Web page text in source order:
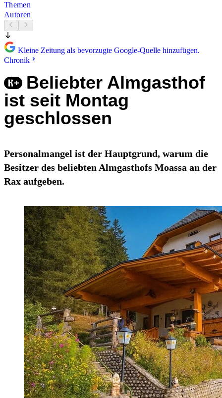
Themen
Autoren
Kleine Zeitung als bevorzugte Google-Quelle hinzufügen.
Chronik
Beliebter Almgasthof
ist seit Montag
geschlossen
Personalmangel ist der Hauptgrund, warum die
Besitzer des beliebten Almgasthofs Moassa an der
Rax aufgeben.